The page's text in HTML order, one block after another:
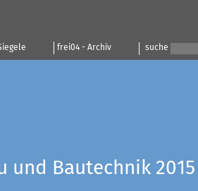
frei04 - Archiv suche
und Bautechnik 2015